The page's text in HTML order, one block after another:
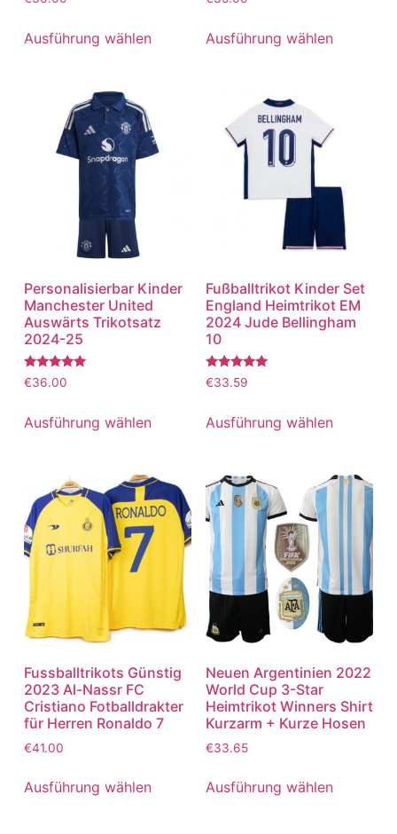
mit
von 5
Ausführung wählen
mit
von 5
Ausführung wählen
Personalisierbar Kinder
Manchester United
Auswärts Trikotsatz
2024-25
Bewertet
mit
€36.00
Ausführung wählen
Fußballtrikot Kinder Set
England Heimtrikot EM
2024 Jude Bellingham
10
Bewertet
mit
€33.59
Ausführung wählen
Fussballtrikots Günstig
2023 Al-Nassr FC
Cristiano Fotballdrakter
für Herren Ronaldo 7
€41.00
Ausführung wählen
Neuen Argentinien 2022
World Cup 3-Star
Heimtrikot Winners Shirt
Kurzarm + Kurze Hosen
€33.65
Ausführung wählen